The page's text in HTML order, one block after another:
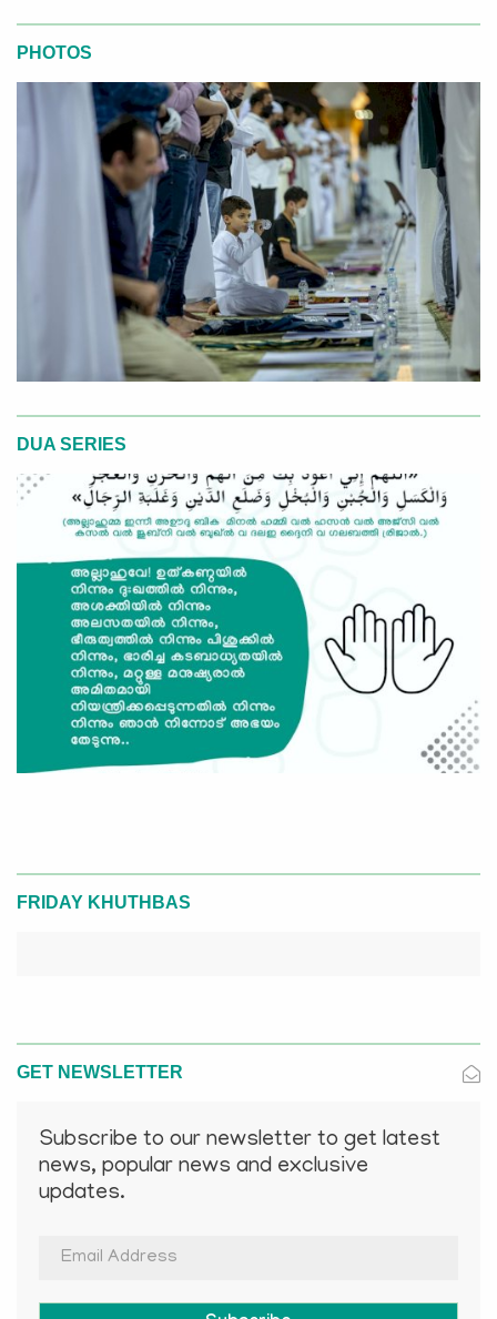
PHOTOS
DUA SERIES
FRIDAY KHUTHBAS
GET NEWSLETTER
Subscribe to our newsletter to get latest
news, popular news and exclusive
updates.